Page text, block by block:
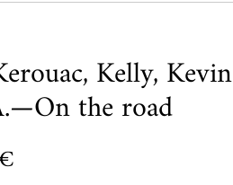
Kelly, Kevin
the road